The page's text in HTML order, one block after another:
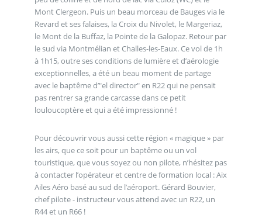
Mont Clergeon. Puis un beau morceau de Bauges via le
Revard et ses falaises, la Croix du Nivolet, le Margeriaz,
le Mont de la Buffaz, la Pointe de la Galopaz. Retour par
le sud via Montmélian et Challes-les-Eaux. Ce vol de 1h
à 1h15, outre ses conditions de lumière et d’aérologie
exceptionnelles, a été un beau moment de partage
avec le baptême d’"el director" en R22 qui ne pensait
pas rentrer sa grande carcasse dans ce petit
louloucoptère et qui a été impressionné !
Pour découvrir vous aussi cette région « magique » par
les airs, que ce soit pour un baptême ou un vol
touristique, que vous soyez ou non pilote, n’hésitez pas
à contacter l’opérateur et centre de formation local : Aix
Ailes Aéro basé au sud de l’aéroport. Gérard Bouvier,
chef pilote - instructeur vous attend avec un R22, un
R44 et un R66 !